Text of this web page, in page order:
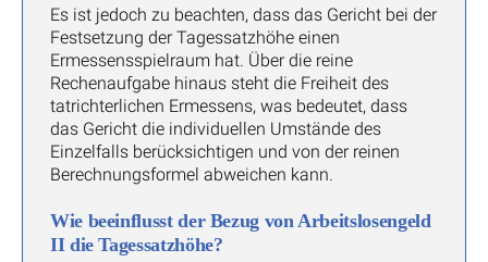
Es ist jedoch zu beachten, dass das Gericht bei der
Festsetzung der Tagessatzhöhe einen
Ermessensspielraum hat. Über die reine
Rechenaufgabe hinaus steht die Freiheit des
tatrichterlichen Ermessens, was bedeutet, dass
das Gericht die individuellen Umstände des
Einzelfalls berücksichtigen und von der reinen
Berechnungsformel abweichen kann.
Wie beeinflusst der Bezug von Arbeitslosengeld
II die Tagessatzhöhe?